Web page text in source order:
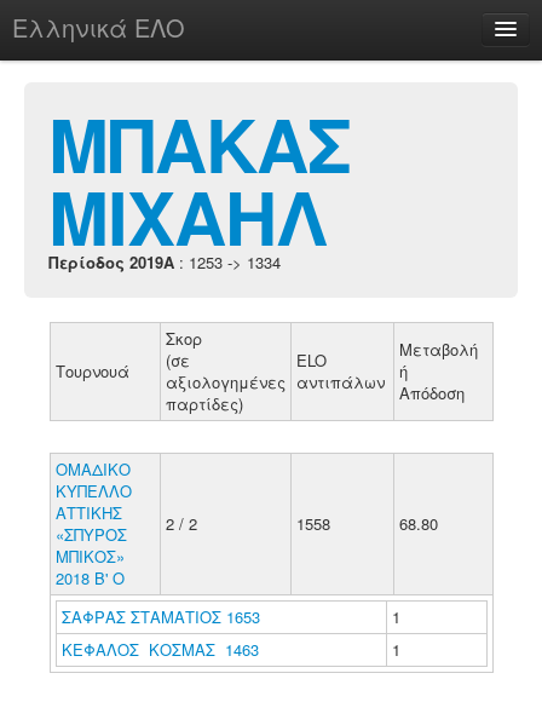
Ελληνικά ΕΛΟ
chesstu.be @ discord
Login
ΜΠΑΚΑΣ
ΜΙΧΑΗΛ
Περίοδος 2019A : 1253 -> 1334
Τουρνουά
Σκορ
(σε
αξιολογημένες
παρτίδες)
ELO
αντιπάλων
Μεταβολή
ή
Απόδοση
ΟΜΑΔΙΚΟ
ΚΥΠΕΛΛΟ
ΑΤΤΙΚΗΣ
«ΣΠΥΡΟΣ
ΜΠΙΚΟΣ»
2018 Β' Ο
2 / 2 1558 68.80
ΣΑΦΡΑΣ ΣΤΑΜΑΤΙΟΣ 1653
1
ΚΕΦΑΛΟΣ ΚΟΣΜΑΣ 1463
1